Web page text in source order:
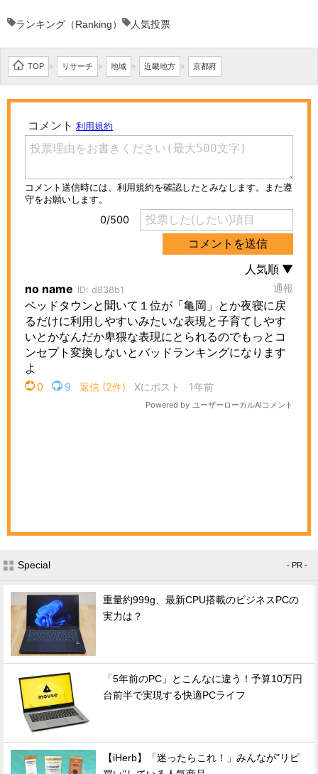
ランキング（Ranking） 人気投票
TOP > リサーチ > 地域 > 近畿地方 > 京都府
Special - PR -
重量約999g、最新CPU搭載のビジネスPCの
実力は？
「5年前のPC」とこんなに違う！予算10万円
台前半で実現する快適PCライフ
【iHerb】「迷ったらこれ！」みんなが"リピ